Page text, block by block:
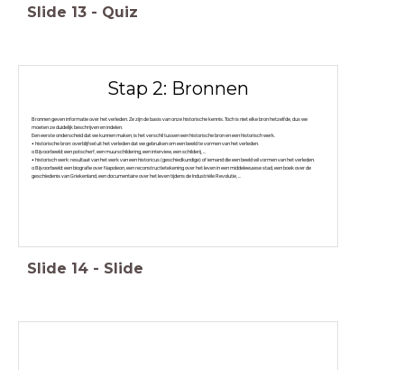
Slide 13 - Quiz
Stap 2: Bronnen
Bronnen geven informatie over het verleden. Ze zijn de basis van onze historische kennis. Toch is niet elke bron hetzelfde, dus we
moeten ze duidelijk beschrijven en indelen.
Een eerste onderscheid dat we kunnen maken, is het verschil tussen een historische bron en een historisch werk.
• historische bron: overblijfsel uit het verleden dat we gebruiken om een beeld te vormen van het verleden.
o Bijvoorbeeld: een potscherf, een muurschildering, een interview, een schilderij, ...
• historisch werk: resultaat van het werk van een historicus (geschiedkundige) of iemand die een beeld wil vormen van het verleden.
o Bijvoorbeeld: een biografie over Napoleon, een reconstructietekening over het leven in een middeleeuwse stad, een boek over de
geschiedenis van Griekenland, een documentaire over het leven tijdens de Industriële Revolutie, ...
Slide 14 - Slide